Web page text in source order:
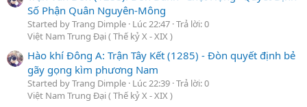
Số Phận Quân Nguyên-Mông
Started by Trang Dimple Lúc 22:47 Trả lời: 0
Việt Nam Trung Đại ( Thế kỷ X - XIX )
Hào khí Đông A: Trận Tây Kết (1285) - Đòn quyết định bẻ
gãy gọng kìm phương Nam
Started by Trang Dimple Lúc 22:39 Trả lời: 0
Việt Nam Trung Đại ( Thế kỷ X - XIX )